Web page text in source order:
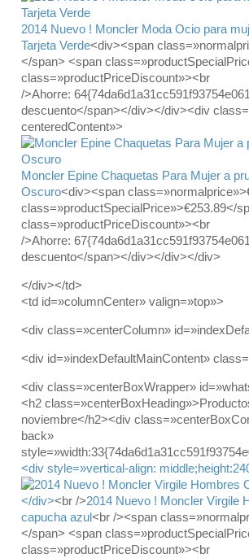
2014 Nuevo ! Moncler Moda Ocio para
Tarjeta Verde<div><span
</span> <span
class=»productPriceDiscount»><br
/>Ahorre:
descuento</span></div></div><div
centeredContent»>
Moncler Epine Chaquetas Para Mujer a
Oscuro<div><span
class=»productSpecialPrice»>€253.89</
class=»productPriceDiscount»><br
/>Ahorre:
descuento</span></div></div></div>
</div></td>
<td id=»columnCenter» valign=»top»>
<div class=»centerColumn»
<div id=»indexDefaultMainContent»
<div class=»centerBoxWrapper»
<h2
noviembre</h2><div
back»
<div style=»vertical-align:
</div><br />2014 Nuevo ! Moncler Virgile
capucha azul<br /><span
</span> <span
class=»productPriceDiscount»><br